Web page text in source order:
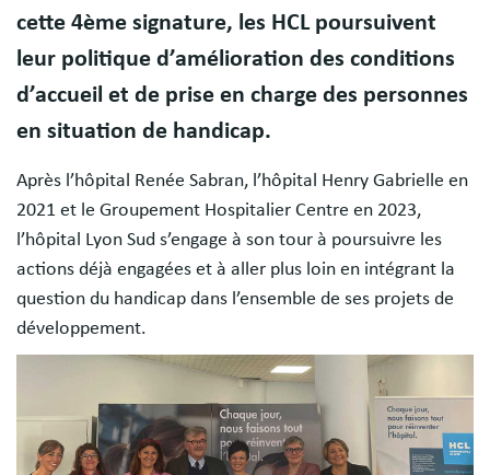
cette 4ème signature, les HCL poursuivent
leur politique d’amélioration des conditions
d’accueil et de prise en charge des personnes
en situation de handicap.
Après l’hôpital Renée Sabran, l’hôpital Henry Gabrielle en
2021 et le Groupement Hospitalier Centre en 2023,
l’hôpital Lyon Sud s’engage à son tour à poursuivre les
actions déjà engagées et à aller plus loin en intégrant la
question du handicap dans l’ensemble de ses projets de
développement.